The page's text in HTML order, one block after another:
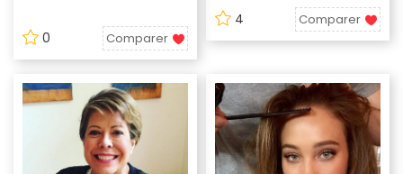
0 Comparer
4 Comparer